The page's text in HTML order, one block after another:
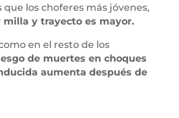
que los choferes más jóvenes,
milla y trayecto es mayor.
en el resto de los
de muertes en choques
aumenta después de